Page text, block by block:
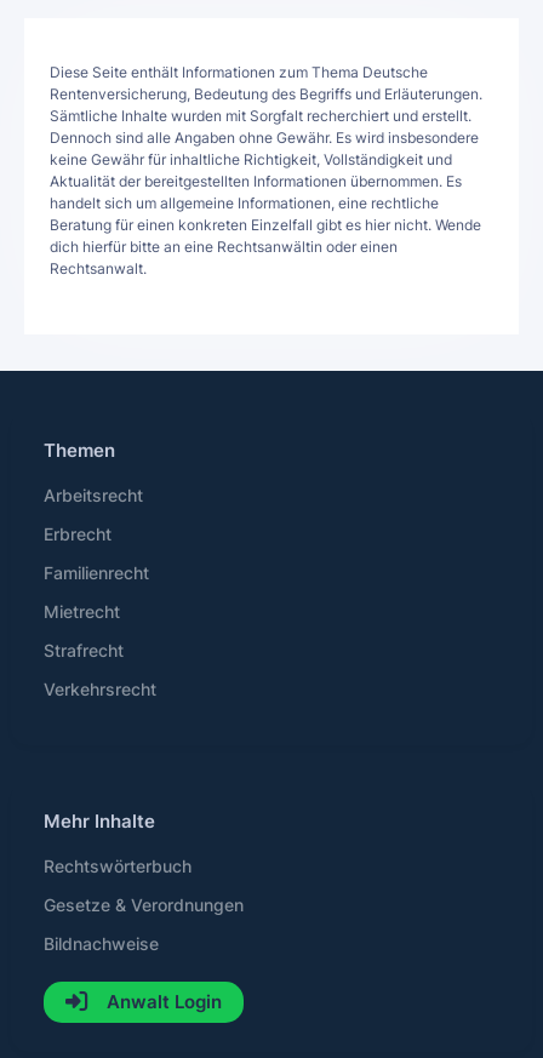
Diese Seite enthält Informationen zum Thema Deutsche
Rentenversicherung, Bedeutung des Begriffs und Erläuterungen.
Sämtliche Inhalte wurden mit Sorgfalt recherchiert und erstellt.
Dennoch sind alle Angaben ohne Gewähr. Es wird insbesondere
keine Gewähr für inhaltliche Richtigkeit, Vollständigkeit und
Aktualität der bereitgestellten Informationen übernommen. Es
handelt sich um allgemeine Informationen, eine rechtliche
Beratung für einen konkreten Einzelfall gibt es hier nicht. Wende
dich hierfür bitte an eine Rechtsanwältin oder einen
Rechtsanwalt.
Themen
Arbeitsrecht
Erbrecht
Familienrecht
Mietrecht
Strafrecht
Verkehrsrecht
Mehr Inhalte
Rechtswörterbuch
Gesetze & Verordnungen
Bildnachweise
Anwalt Login